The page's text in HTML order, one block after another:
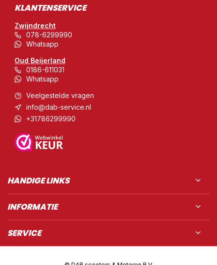
KLANTENSERVICE
Zwijndrecht
078-6299990
Whatsapp
Oud Beijerland
0186-611031
Whatsapp
Veelgestelde vragen
info@dab-service.nl
+31786299990
HANDIGE LINKS
INFORMATIE
SERVICE